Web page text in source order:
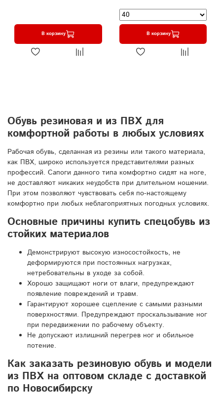
В корзину В корзину
Обувь резиновая и из ПВХ для
комфортной работы в любых условиях
Рабочая обувь, сделанная из резины или такого материала,
как ПВХ, широко используется представителями разных
профессий. Сапоги данного типа комфортно сидят на ноге,
не доставляют никаких неудобств при длительном ношении.
При этом позволяют чувствовать себя по-настоящему
комфортно при любых неблагоприятных погодных условиях.
Основные причины купить спецобувь из
стойких материалов
Демонстрируют высокую износостойкость, не
деформируются при постоянных нагрузках,
нетребовательны в уходе за собой.
Хорошо защищают ноги от влаги, предупреждают
появление повреждений и травм.
Гарантируют хорошее сцепление с самыми разными
поверхностями. Предупреждают проскальзывание ног
при передвижении по рабочему объекту.
Не допускают излишний перегрев ног и обильное
потение.
Как заказать резиновую обувь и модели
из ПВХ на оптовом складе с доставкой
по Новосибирску